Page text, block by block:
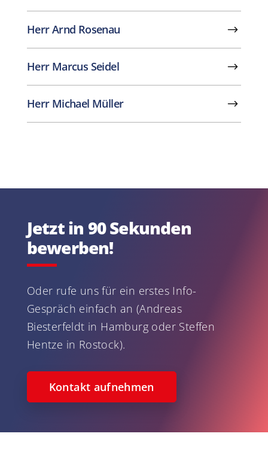
Herr Arnd Rosenau
Herr Marcus Seidel
Herr Michael Müller
Jetzt in 90 Sekunden
bewerben!
Oder rufe uns für ein erstes Info-
Gespräch einfach an (Andreas
Biesterfeldt in Hamburg oder Steffen
Hentze in Rostock).
Kontakt aufnehmen